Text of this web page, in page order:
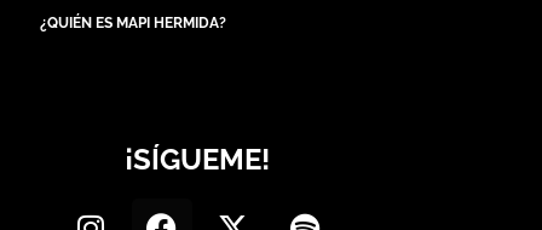
¿QUIÉN ES MAPI HERMIDA?
¡SÍGUEME!